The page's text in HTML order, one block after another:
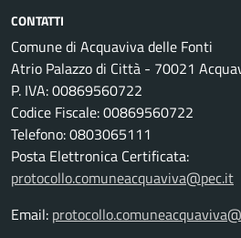
CONTATTI
Comune di Acquaviva delle Fonti
Atrio Palazzo di Città - 70021
P. IVA: 00869560722
Codice Fiscale: 00869560722
Telefono: 0803065111
Posta Elettronica Certificata:
protocollo.comuneacquaviva@pec.it
Email: